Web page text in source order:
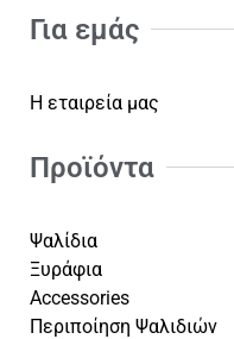
Για εμάς
Η εταιρεία μας
Προϊόντα
Ψαλίδια
Ξυράφια
Accessories
Περιποίηση Ψαλιδιών